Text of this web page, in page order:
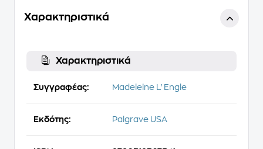
Χαρακτηριστικά
Χαρακτηριστικά
Συγγραφέας: Madeleine L'Engle
Εκδότης: Palgrave USA